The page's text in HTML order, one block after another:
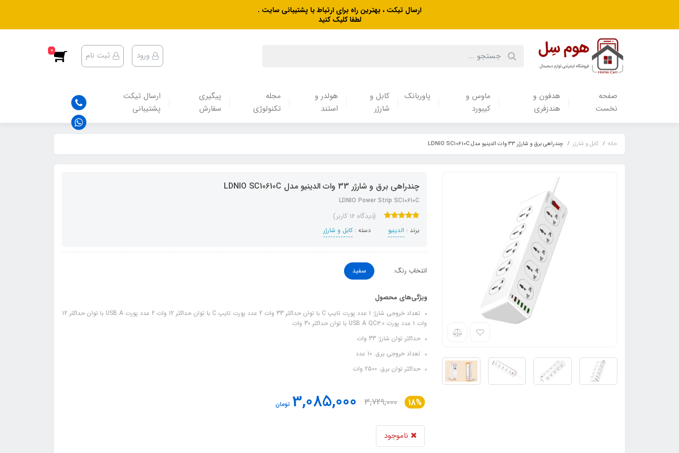
ارسال تیکت ، بهترین راه برای ارتباط با پشتیبانی سایت .
لطفا کلیک کنید
ورود ثبت نام 0
صفحه
نخست
هدفون‌ و‌
هندزفری
ماوس و
کیبورد
پاوربانک
کابل و
شارژر
هولدر و
استند
مجله
تکنولوژی
پیگیری
سفارش
ارسال تیکت
پشتیبانی
خانه کابل و شارژر چندراهی برق و شارژر 33 وات الدینیو مدل LDNIO SC10610C
چندراهی برق و شارژر 33 وات الدینیو مدل LDNIO SC10610C
LDNIO Power Strip SC10610C
(دیدگاه 16 کاربر)
برند : الدینیو دسته :کابل و شارژر
انتخاب رنگ: سفید
ویژگی‌های محصول
تعداد خروجی شارژ: 1 عدد پورت تایپ C با توان حداکثر 33 وات 2 عدد پورت تایپ C با توان حداکثر 12 وات 2 عدد پورت USB A با توان حداکثر 12
وات 1 عدد پورت USB A QC۳.۰ با توان حداکثر 30 وات
حداکثر توان شارژ: 33 وات
تعداد خروجی برق: 10 عدد
حداکثر توان برق: 2500 وات
18%
3,729,000
3,085,000 تومان
ناموجود